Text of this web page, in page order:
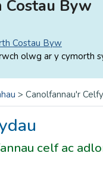
Costau Byw
Costau Byw
olwg ar y cymorth
> Canolfannau'r
celf ac